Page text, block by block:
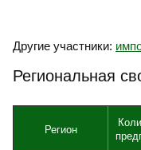
Другие участники:
Региональная
Регион